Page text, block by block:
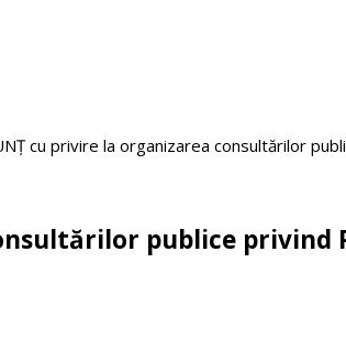
cu privire la organizarea consultărilor
publice privind